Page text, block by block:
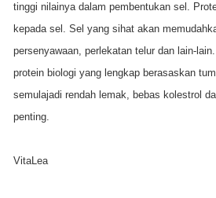
tinggi nilainya dalam pembentukan sel.
kepada sel. Sel yang sihat akan
persenyawaan, perlekatan telur dan lain-
protein biologi yang lengkap berasaskan
semulajadi rendah lemak, bebas kolestrol
penting.
VitaLea